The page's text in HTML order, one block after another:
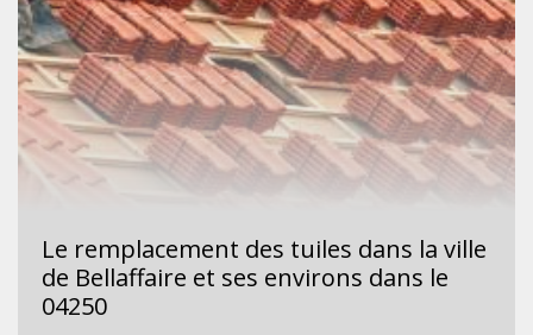
Le remplacement des tuiles dans la ville
de Bellaffaire et ses environs dans le
04250